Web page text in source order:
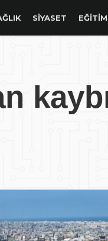
SIYASET EĞITIM